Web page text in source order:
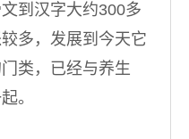
到汉字大约300多
多，发展到今天它
类，已经与养生
。